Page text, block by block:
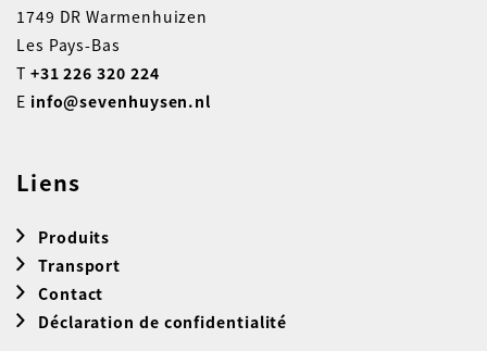
1749 DR Warmenhuizen
Les Pays-Bas
T +31 226 320 224
E info@sevenhuysen.nl
Liens
Produits
Transport
Contact
Déclaration de confidentialité